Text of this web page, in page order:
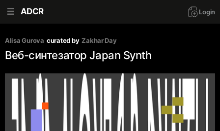
ADCR Login
Alisa Gurova curated by Zakhar Day
Веб-синтезатор Japan Synth